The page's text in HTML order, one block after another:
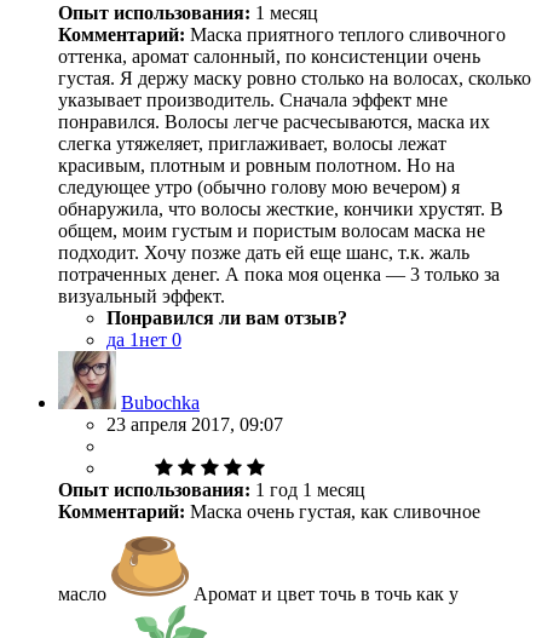
Опыт использования: 1 месяц
Комментарий: Маска приятного теплого сливочного
оттенка, аромат салонный, по консистенции очень
густая. Я держу маску ровно столько на волосах, сколько
указывает производитель. Сначала эффект мне
понравился. Волосы легче расчесываются, маска их
слегка утяжеляет, приглаживает, волосы лежат
красивым, плотным и ровным полотном. Но на
следующее утро (обычно голову мою вечером) я
обнаружила, что волосы жесткие, кончики хрустят. В
общем, моим густым и пористым волосам маска не
подходит. Хочу позже дать ей еще шанс, т.к. жаль
потраченных денег. А пока моя оценка — 3 только за
визуальный эффект.
Понравился ли вам отзыв?
да 1нет 0
Bubochka
23 апреля 2017, 09:07
Опыт использования: 1 год 1 месяц
Комментарий: Маска очень густая, как сливочное
масло Аромат и цвет точь в точь как у